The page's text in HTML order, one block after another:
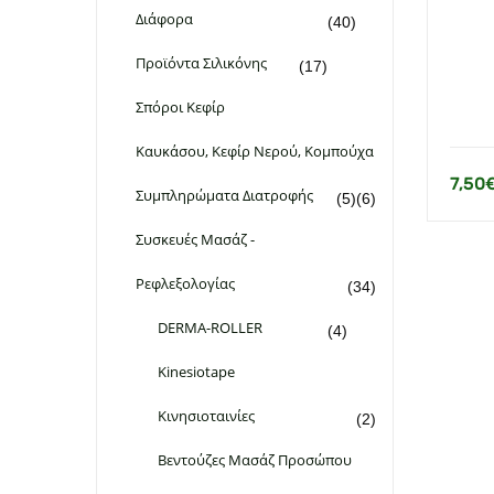
Διάφορα (40)
Προϊόντα Σιλικόνης (17)
Σπόροι Κεφίρ
Καυκάσου, Κεφίρ Νερού, Κομπούχα
(6)
Συμπληρώματα Διατροφής (5)
Συσκευές Μασάζ -
Ρεφλεξολογίας (34)
DERMA-ROLLER (4)
Kinesiotape
Κινησιοταινίες (2)
Βεντούζες Μασάζ Προσώπου
7,50